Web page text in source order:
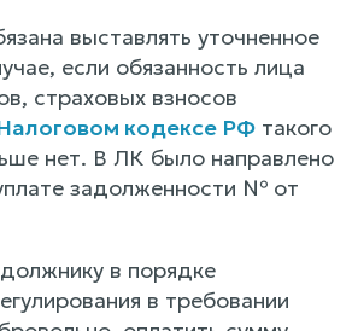
выставлять уточненное
если обязанность лица
страховых взносов
кодексе РФ такого
нет. В ЛК было направлено
задолженности № от
в порядке
в требовании